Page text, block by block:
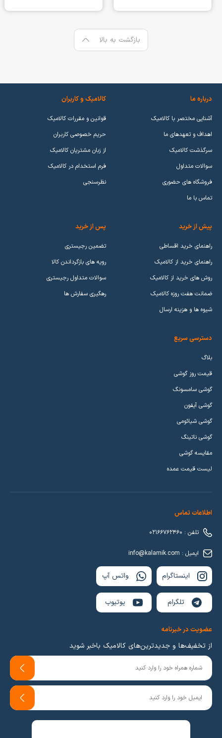
بازگشت به بالا
درباره ما
آشنایی مختصر با کالامیک
اهداف و تعهدهای ما
سرگذشت کالامیک
سوالات متداول
فروشگاه های حضوری
تماس با ما
کالامیک و کاربران
قوانین و مقررات کالامیک
حریم خصوصی کاربران
از زبان مشتریان کالامیک
فرم استخدام در کالامیک
نظرسنجی
پیش از خرید
راهنمای خرید اقساطی
راهنمای خرید از کالامیک
روش های خرید از کالامیک
ضمانت هفت روزه کالامیک
شیوه ها و هزینه ارسال
پس از خرید
تضمین رجیستری
رویه های بازگرداندن کالا
سوالات متداول رجیستری
رهگیری سفارش ها
دسترسی سریع
بلاگ
قیمت روز گوشی
گوشی سامسونگ
گوشی آیفون
گوشی شیائومی
گوشی ناتینگ
مقایسه گوشی
لیست قیمت عمده
اطلاعات تماس
تلفن : 02166762460
ایمیل : info@kalamik.com
اینستاگرام واتس آپ
تلگرام یوتیوب
عضویت در خبرنامه
از تخفیف‌ها و جدیدترین‌های کالامیک باخبر شوید